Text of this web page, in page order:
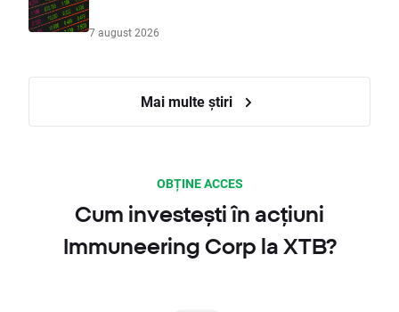
7 august 2026
Mai multe știri
OBȚINE ACCES
Cum investești în acțiuni
Immuneering Corp la XTB?